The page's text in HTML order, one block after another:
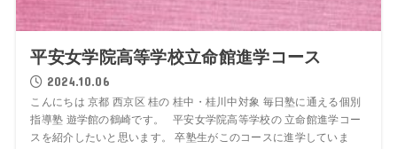
平安女学院高等学校立命館進学コース
2024.10.06
こんにちは 京都 西京区 桂の 桂中・桂川中対象 毎日塾に通える個別
指導塾 遊学館の鶴崎です。 平安女学院高等学校の 立命館進学コー
スを紹介したいと思います。 卒塾生がこのコースに進学していま